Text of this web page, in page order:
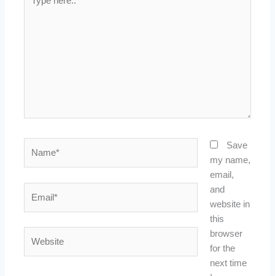
here..
Save
my name,
email,
and
website in
this
browser
for the
next time